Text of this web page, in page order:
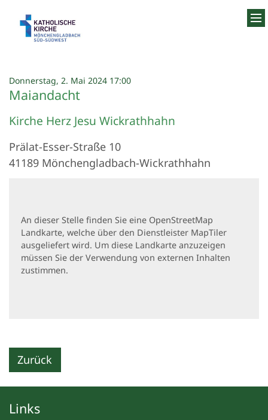
Donnerstag, 2. Mai 2024 17:00:
Maiandacht
Kirche Herz Jesu Wickrathhahn
Prälat-Esser-Straße 10
41189 Mönchengladbach-Wickrathhahn
An dieser Stelle finden Sie eine OpenStreetMap
Landkarte, welche über den Dienstleister MapTiler
ausgeliefert wird. Um diese Landkarte anzuzeigen
müssen Sie der Verwendung von externen Inhalten
zustimmen.
Zurück
Links